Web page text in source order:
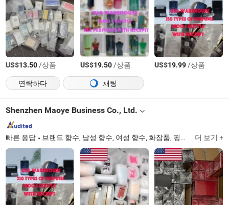
US$13.50/상품 US$19.50/상품 US$19.99/상품
연락하다
채팅
Shenzhen Maoye Business Co., Ltd.
빠른 응답 브랜드 향수, 남성 향수, 여성 향수, 화장품, 핑크 로션, 피부 관리 제품, 메이크업, 럭셔리 향수, 디자이너 향수 더 보기 +